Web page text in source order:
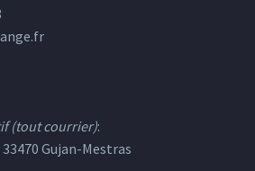
(tout courrier):
Gujan-Mestras